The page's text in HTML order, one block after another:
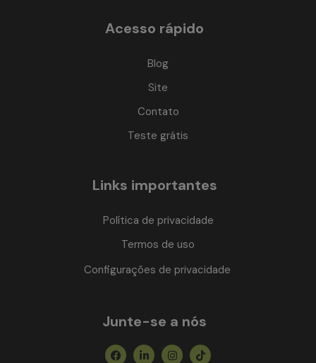
Acesso rápido
Blog
Site
Contato
Teste grátis
Links importantes
Política de privacidade
Termos de uso
Configurações de privacidade
Junte-se a nós
FacebookLinkedin-
in
Instagram
Tiktok